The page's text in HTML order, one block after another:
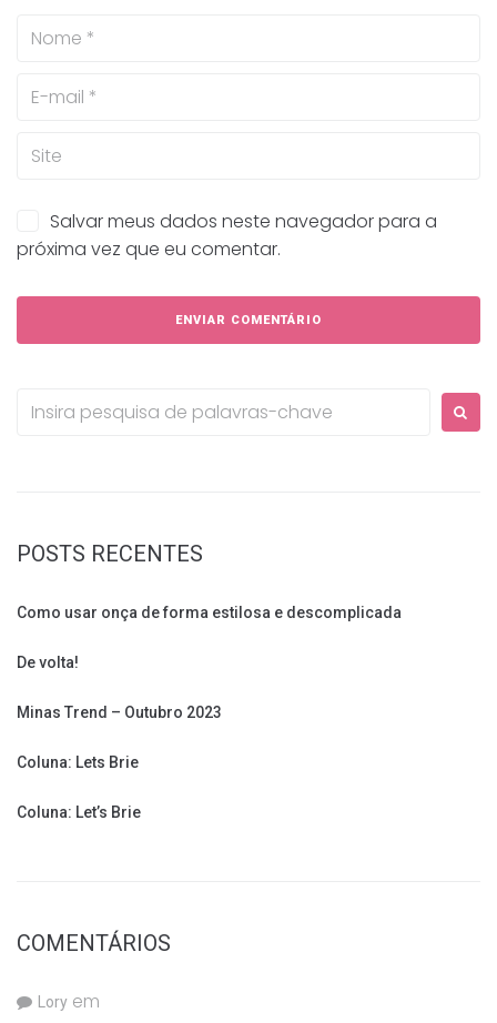
Salvar meus dados neste navegador para a
próxima vez que eu comentar.
Procurar:
POSTS RECENTES
Como usar onça de forma estilosa e descomplicada
De volta!
Minas Trend – Outubro 2023
Coluna: Lets Brie
Coluna: Let’s Brie
COMENTÁRIOS
Lory em